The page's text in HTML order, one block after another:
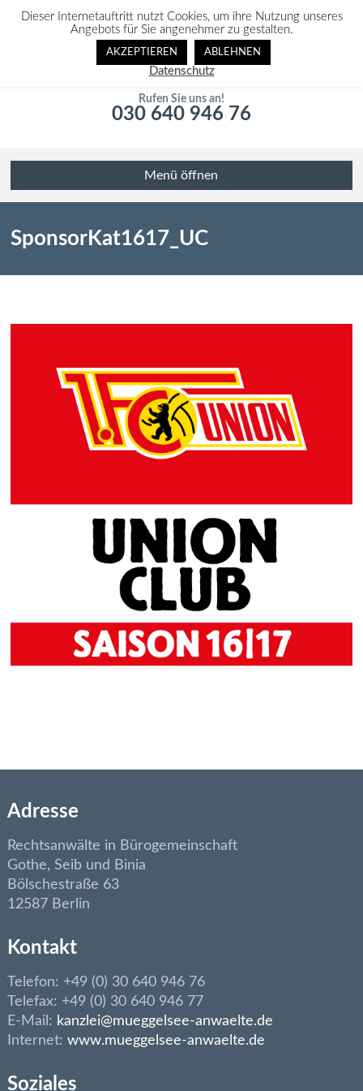
Rufen Sie uns an!
030 640 946 76
Menü öffnen
SponsorKat1617_UC
Adresse
Rechtsanwälte in Bürogemeinschaft
Gothe, Seib und Binia
Bölschestraße 63
12587 Berlin
Kontakt
Telefon: +49 (0) 30 640 946 76
Telefax: +49 (0) 30 640 946 77
E-Mail: kanzlei@mueggelsee-anwaelte.de
Internet:www.mueggelsee-anwaelte.de
Soziales
Dieser Internetauftritt nutzt Cookies, um ihre Nutzung unseres
Angebots für Sie angenehmer zu gestalten.
AKZEPTIEREN ABLEHNEN
Datenschutz